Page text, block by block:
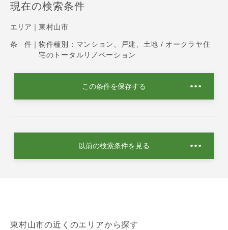
現在の検索条件
エリア｜ 東村山市
条 件｜ 物件種別：マンション、戸建、土地 / オークラヤ住
宅のトータルリノベーション
この条件を保存する
以前の検索条件を見る
東村山市の近くのエリアから探す